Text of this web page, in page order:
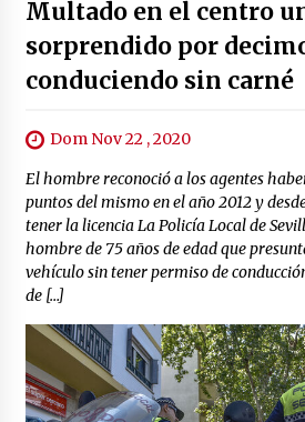
Multado en el centro
sorprendido por
conduciendo sin carné
Dom Nov 22 , 2020
El hombre reconoció a los agentes
puntos del mismo en el año 2012 y
tener la licencia La Policía Local de
hombre de 75 años de edad que
vehículo sin tener permiso de
de […]